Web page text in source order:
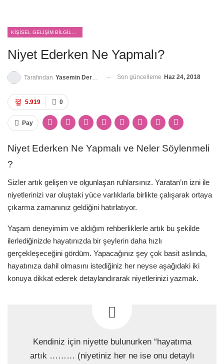
Niyet Ederken Ne Yapmalı?
Tarafından Yasemin Derya Metin Son güncelleme Haz 24, 2018
0
5.919
Pay
Niyet Ederken Ne Yapmalı ve Neler Söylenmeli
?
Sizler artık gelişen ve olgunlaşan ruhlarsınız. Yaratan’ın izni ile
niyetlerinizi var oluştaki yüce varlıklarla birlikte çalışarak ortaya
çıkarma zamanınız geldiğini hatırlatıyor.
Yaşam deneyimim ve aldığım rehberliklerle artık bu şekilde
ilerlediğinizde hayatınızda bir şeylerin daha hızlı
gerçekleşeceğini gördüm. Yapacağınız şey çok basit aslında,
hayatınıza dahil olmasını istediğiniz her neyse aşağıdaki iki
konuya dikkat ederek detaylandırarak niyetlerinizi yazmak.
Kendiniz için niyette bulunurken “hayatıma
artık ……… (niyetiniz her ne ise onu detaylı